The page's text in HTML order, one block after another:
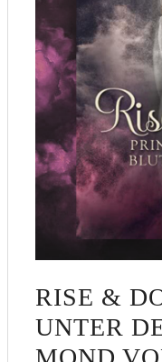
RISE &
UNTER